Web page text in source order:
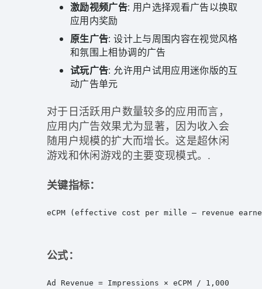
激励视频广告: 用户选择观看广告以换取
应用内奖励
原生广告: 设计上与周围内容在视觉风格
和氛围上相协调的广告
试玩广告: 允许用户试用应用迷你版的互
动广告单元
对于日活跃用户数量较多的应用而言，
应用内广告效果尤为显著，因为收入会
随用户规模的扩大而增长。这是超休闲
游戏和休闲游戏的主要变现模式。.
关键指标：
eCPM (effective cost per mille — revenue
公式：
Ad Revenue = Impressions × eCPM / 1,000